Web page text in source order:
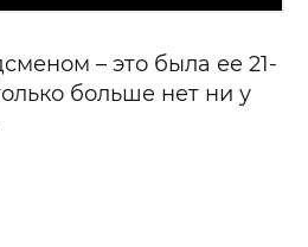
– это была ее 21-
больше нет ни у